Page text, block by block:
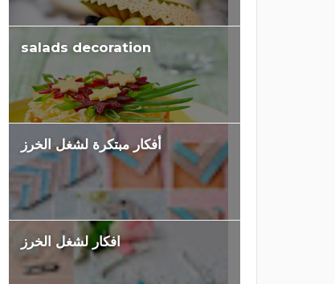
salads decoration
أفكار مبتكرة لشغل الخرز
افكار لشغل الخرز